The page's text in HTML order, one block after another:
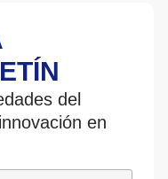
del
en